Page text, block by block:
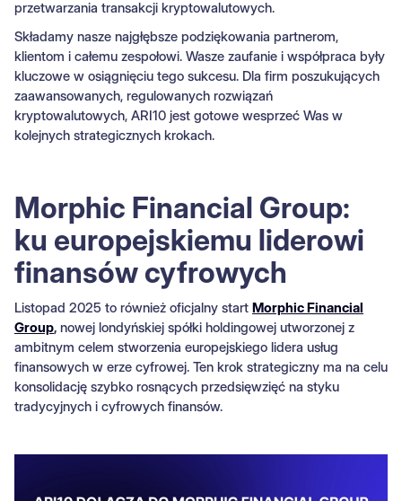
przetwarzania transakcji kryptowalutowych.
Składamy nasze najgłębsze podziękowania partnerom,
klientom i całemu zespołowi. Wasze zaufanie i współpraca były
kluczowe w osiągnięciu tego sukcesu. Dla firm poszukujących
zaawansowanych, regulowanych rozwiązań
kryptowalutowych, ARI10 jest gotowe wesprzeć Was w
kolejnych strategicznych krokach.
Morphic Financial Group:
ku europejskiemu liderowi
finansów cyfrowych
Listopad 2025 to również oficjalny start Morphic Financial
Group, nowej londyńskiej spółki holdingowej utworzonej z
ambitnym celem stworzenia europejskiego lidera usług
finansowych w erze cyfrowej. Ten krok strategiczny ma na celu
konsolidację szybko rosnących przedsięwzięć na styku
tradycyjnych i cyfrowych finansów.